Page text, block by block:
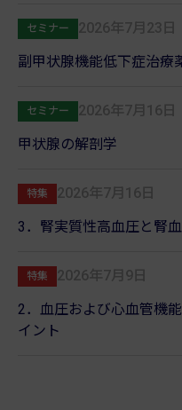
セミナー
2026年7月23日
副甲状腺機能低下症治療
セミナー
2026年7月16日
甲状腺の解剖学
特集
2026年7月16日
3．腎実質性高血圧と腎
特集
2026年7月9日
2．血圧および心血管機
イント